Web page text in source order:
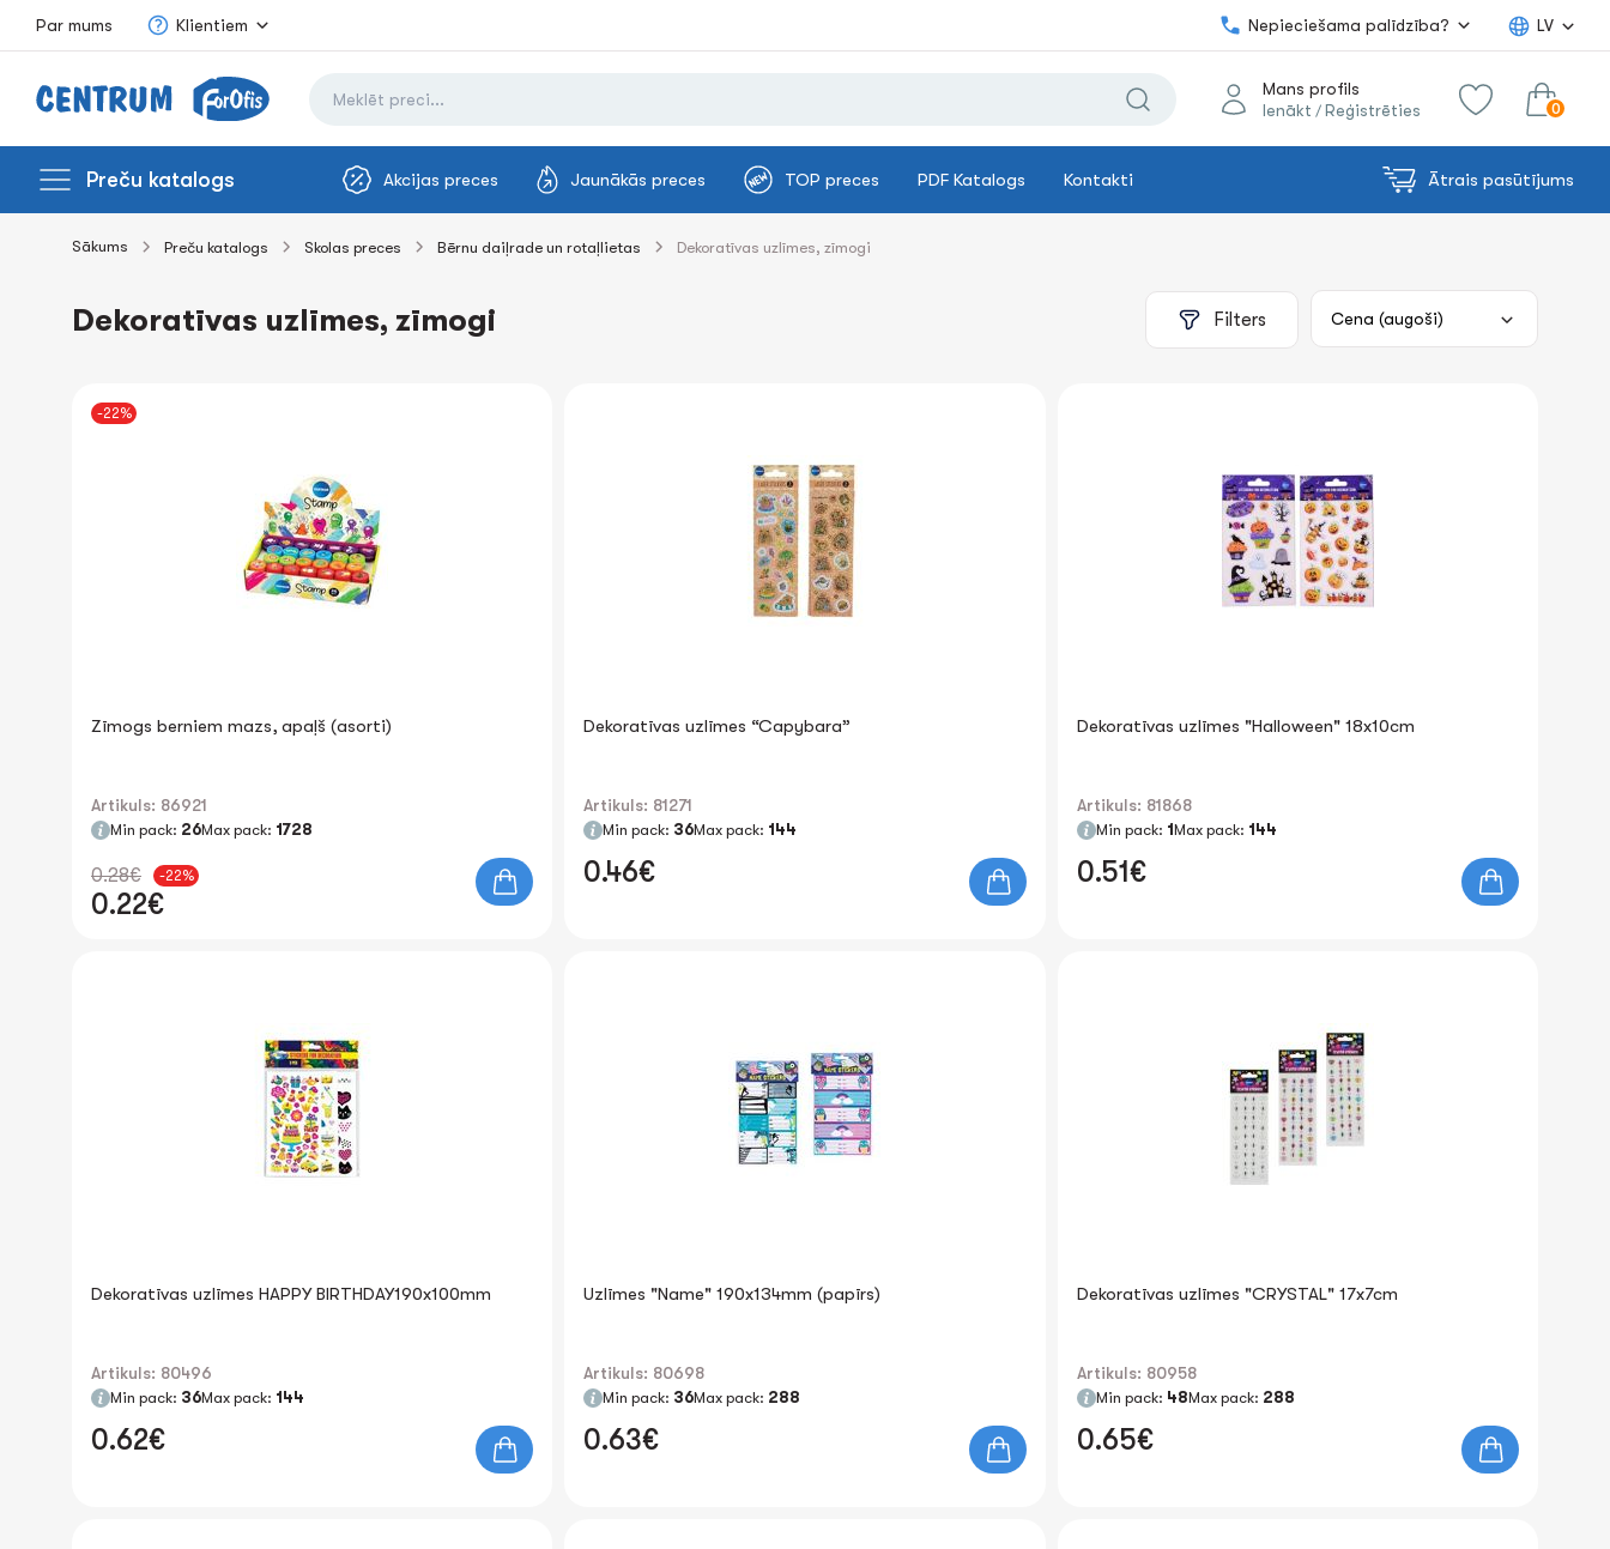
Par mums Klientiem Nepieciešama palīdzība? LV
Mans profils
Ienākt / Reģistrēties 0
Preču katalogs Akcijas preces Jaunākās preces TOP preces PDF Katalogs Kontakti Ātrais pasūtījums
Sākums Preču katalogs Skolas preces Bērnu daiļrade un rotaļlietas Dekoratīvas uzlīmes, zīmogi
Dekoratīvas uzlīmes, zīmogi Filters
-22%
Zīmogs berniem mazs, apaļš (asorti)
Artikuls: 86921
Min pack: 26Max pack: 1728
0.28€ -22%
0.22€
Dekoratīvas uzlīmes “Capybara”
Artikuls: 81271
Min pack: 36Max pack: 144
0.46€
Dekoratīvas uzlīmes "Halloween" 18х10cm
Artikuls: 81868
Min pack: 1Max pack: 144
0.51€
Dekoratīvas uzlīmes HAPPY BIRTHDAY190x100mm
Artikuls: 80496
Min pack: 36Max pack: 144
0.62€
Uzlīmes "Name" 190x134mm (papīrs)
Artikuls: 80698
Min pack: 36Max pack: 288
0.63€
Dekoratīvas uzlīmes "CRYSTAL" 17x7cm
Artikuls: 80958
Min pack: 48Max pack: 288
0.65€